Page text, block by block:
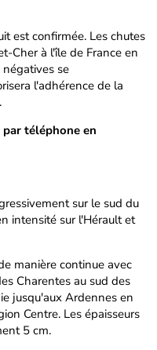
est confirmée. Les chutes
Cher à l'île de France en
se
l'adhérence de la
téléphone en
sur le sud du
intensité sur l'Hérault et
manière continue avec
Charentes au sud des
jusqu'aux Ardennes en
Centre. Les épaisseurs
5 cm.